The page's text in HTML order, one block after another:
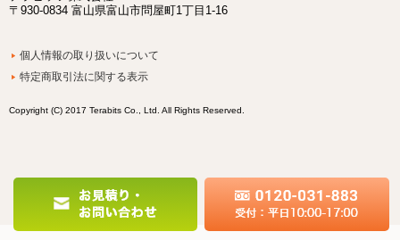
〒930-0834 富山県富山市問屋町1丁目1-16
個人情報の取り扱いについて
特定商取引法に関する表示
Copyright (C) 2017 Terabits Co., Ltd. All Rights Reserved.